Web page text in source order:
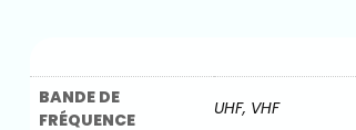
BANDE DE
FRÉQUENCE
UHF, VHF